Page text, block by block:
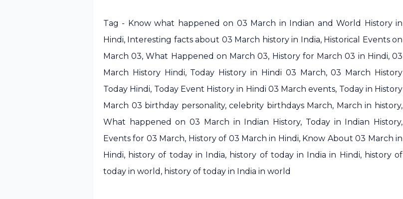
Tag - Know what happened on 03 March in Indian and World History in
Hindi, Interesting facts about 03 March history in India, Historical Events on
March 03, What Happened on March 03, History for March 03 in Hindi, 03
March History Hindi, Today History in Hindi 03 March, 03 March History
Today Hindi, Today Event History in Hindi 03 March events, Today in History
March 03 birthday personality, celebrity birthdays March, March in history,
What happened on 03 March in Indian History, Today in Indian History,
Events for 03 March, History of 03 March in Hindi, Know About 03 March in
Hindi, history of today in India, history of today in India in Hindi, history of
today in world, history of today in India in world